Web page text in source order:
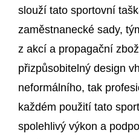
slouží tato sportovní
zaměstnanecké sady,
z akcí a propagační
přizpůsobitelný design
neformálního, tak
každém použití tato
spolehlivý výkon a